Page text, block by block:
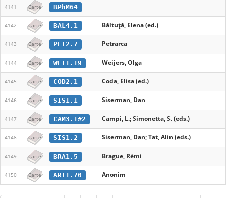
4141 Carte BPhM64
4142 Carte BAL4.1 Băltuță, Elena (ed.)
4143 Carte PET2.7 Petrarca
4144 Carte WEI1.19 Weijers, Olga
4145 Carte COD2.1 Coda, Elisa (ed.)
4146 Carte SIS1.1 Siserman, Dan
4147 Carte CAM3.1#2 Campi, L.; Simonetta, S. (eds.)
4148 Carte SIS1.2 Siserman, Dan; Tat, Alin (eds.)
4149 Carte BRA1.5 Brague, Rémi
4150 Carte ARI1.70 Anonim